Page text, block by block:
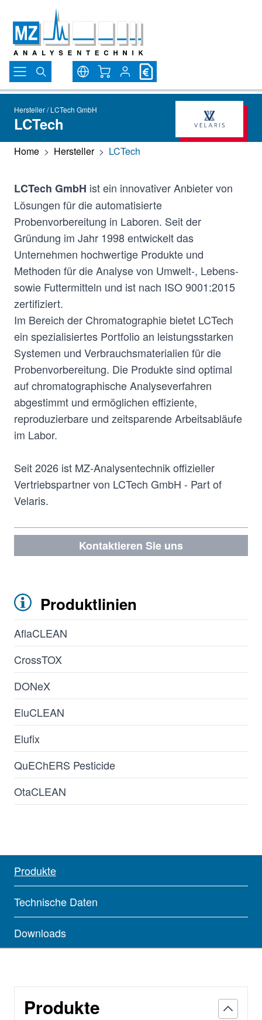
Direkt zum Inhalt
Warenkorb
Hersteller / LCTech GmbH
LCTech
Home > Hersteller > LCTech
LCTech GmbH ist ein innovativer Anbieter von
Lösungen für die automatisierte
Probenvorbereitung in Laboren. Seit der
Gründung im Jahr 1998 entwickelt das
Unternehmen hochwertige Produkte und
Methoden für die Analyse von Umwelt-, Lebens-
sowie Futtermitteln und ist nach ISO 9001:2015
zertifiziert.
Im Bereich der Chromatographie bietet LCTech
ein spezialisiertes Portfolio an leistungsstarken
Systemen und Verbrauchsmaterialien für die
Probenvorbereitung. Die Produkte sind optimal
auf chromatographische Analyseverfahren
abgestimmt und ermöglichen effiziente,
reproduzierbare und zeitsparende Arbeitsabläufe
im Labor.
Seit 2026 ist MZ-Analysentechnik offizieller
Vertriebspartner von LCTech GmbH - Part of
Velaris.
Kontaktieren Sie uns
Produktlinien
AflaCLEAN
CrossTOX
DONeX
EluCLEAN
Elufix
QuEChERS Pesticide
OtaCLEAN
Produkte
Technische Daten
Downloads
Produkte